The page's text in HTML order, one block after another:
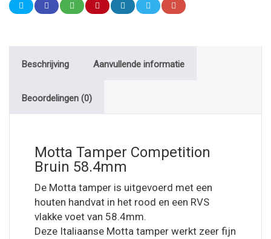
Beschrijving Aanvullende informatie
Beoordelingen (0)
Motta Tamper Competition
Bruin 58.4mm
De Motta tamper is uitgevoerd met een
houten handvat in het rood en een RVS
vlakke voet van 58.4mm.
Deze Italiaanse Motta tamper werkt zeer fijn